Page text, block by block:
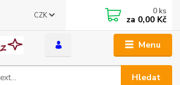
Menu
CZK
Hledat
0 ks
za 0,00 Kč